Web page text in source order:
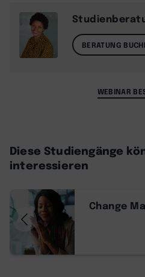
BERATUNG
WEBINAR
Diese Studiengänge
interessieren
Change